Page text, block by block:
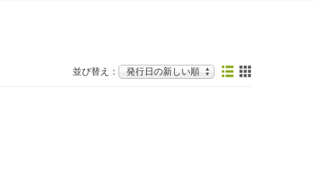
並び替え：